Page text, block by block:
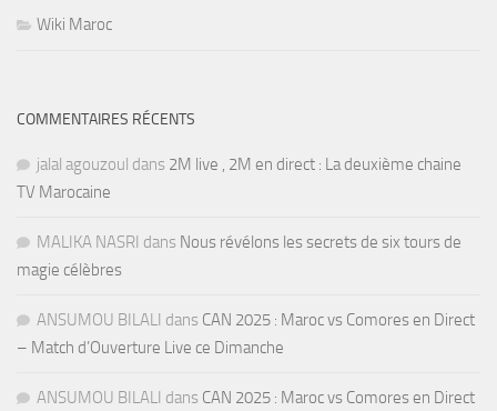
Wiki Maroc
COMMENTAIRES RÉCENTS
jalal agouzoul dans 2M live , 2M en direct : La deuxième chaine
TV Marocaine
MALIKA NASRI dans Nous révélons les secrets de six tours de
magie célèbres
ANSUMOU BILALI dans CAN 2025 : Maroc vs Comores en Direct
– Match d’Ouverture Live ce Dimanche
ANSUMOU BILALI dans CAN 2025 : Maroc vs Comores en Direct